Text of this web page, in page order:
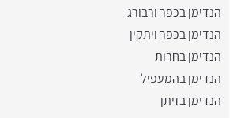
הנדימן בכפר ורבורג
הנדימן בכפר ויתקין
הנדימן בחרות
הנדימן בהמעפיל
הנדימן בזיתן